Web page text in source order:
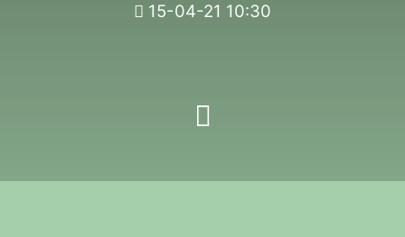
15-04-21 10:30